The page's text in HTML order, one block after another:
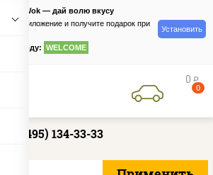
— дай волю вкусу
приложение и получите подарок при
WELCOME
Установить
0 руб
0
+7 (495) 134-33-33